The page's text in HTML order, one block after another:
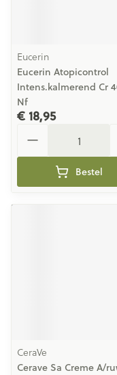
Eucerin
Eucerin Atopicontrol
Intens.kalmerend Cr
Nf
€ 18,95
Bestel
CeraVe
Cerave Sa Creme A/